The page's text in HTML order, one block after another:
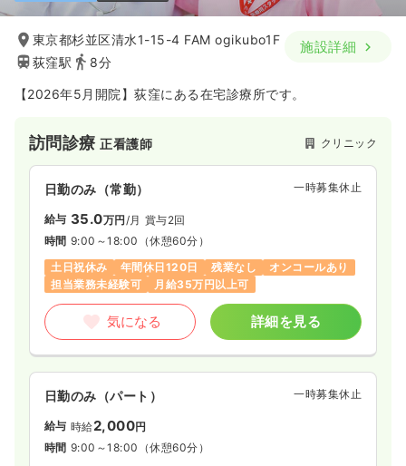
東京都杉並区清水1-15-4 FAM ogikubo1F
荻窪駅
8分
施設詳細
【2026年5月開院】荻窪にある在宅診療所です。
訪問診療正看護師 クリニック
日勤のみ（常勤） 一時募集休止
給与 35.0万円/月 賞与2回
時間 9:00～18:00 （休憩60分）
土日祝休み
年間休日120日 残業なし
オンコールあり
担当業務未経験可
月給35万円以上可
気になる 詳細を見る
日勤のみ（パート） 一時募集休止
給与 時給2,000円
時間 9:00～18:00 （休憩60分）